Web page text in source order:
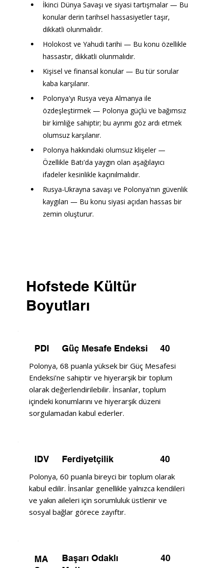
İkinci Dünya Savaşı ve siyasi tartışmalar — Bu
konular derin tarihsel hassasiyetler taşır,
dikkatli olunmalıdır.
Holokost ve Yahudi tarihi — Bu konu özellikle
hassastır, dikkatli olunmalıdır.
Kişisel ve finansal konular — Bu tür sorular
kaba karşılanır.
Polonya'yı Rusya veya Almanya ile
özdeşleştirmek — Polonya güçlü ve bağımsız
bir kimliğe sahiptir; bu ayrımı göz ardı etmek
olumsuz karşılanır.
Polonya hakkındaki olumsuz klişeler —
Özellikle Batı'da yaygın olan aşağılayıcı
ifadeler kesinlikle kaçınılmalıdır.
Rusya-Ukrayna savaşı ve Polonya'nın güvenlik
kaygıları — Bu konu siyasi açıdan hassas bir
zemin oluşturur.
Hofstede Kültür
Boyutları
MA
Başarı Odaklı
40
IDV Ferdiyetçilik 40
Polonya, 60 puanla bireyci bir toplum olarak
kabul edilir. İnsanlar genellikle yalnızca kendileri
ve yakın aileleri için sorumluluk üstlenir ve
sosyal bağlar görece zayıftır.
PDI Güç Mesafe Endeksi 40
Polonya, 68 puanla yüksek bir Güç Mesafesi
Endeksi’ne sahiptir ve hiyerarşik bir toplum
olarak değerlendirilebilir. İnsanlar, toplum
içindeki konumlarını ve hiyerarşik düzeni
sorgulamadan kabul ederler.